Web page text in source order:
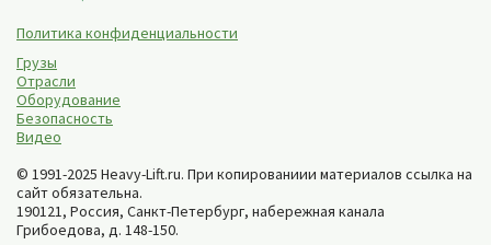
Политика конфиденциальности
Грузы
Отрасли
Оборудование
Безопасность
Видео
© 1991-2025 Heavy-Lift.ru. При копированиии материалов ссылка на
сайт обязательна.
190121, Россия, Санкт-Петербург, набережная канала
Грибоедова, д. 148-150.